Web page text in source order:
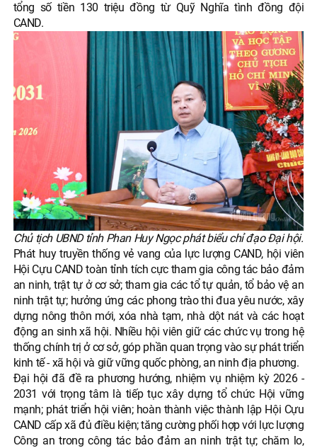
tổng số tiền 130 triệu đồng từ Quỹ Nghĩa tình đồng đội
CAND.
Chủ tịch UBND tỉnh Phan Huy Ngọc phát biểu chỉ đạo Đại hội.
Phát huy truyền thống vẻ vang của lực lượng CAND, hội viên
Hội Cựu CAND toàn tỉnh tích cực tham gia công tác bảo đảm
an ninh, trật tự ở cơ sở; tham gia các tổ tự quản, tổ bảo vệ an
ninh trật tự; hưởng ứng các phong trào thi đua yêu nước, xây
dựng nông thôn mới, xóa nhà tạm, nhà dột nát và các hoạt
động an sinh xã hội. Nhiều hội viên giữ các chức vụ trong hệ
thống chính trị ở cơ sở, góp phần quan trọng vào sự phát triển
kinh tế - xã hội và giữ vững quốc phòng, an ninh địa phương.
Đại hội đã đề ra phương hướng, nhiệm vụ nhiệm kỳ 2026 -
2031 với trọng tâm là tiếp tục xây dựng tổ chức Hội vững
mạnh; phát triển hội viên; hoàn thành việc thành lập Hội Cựu
CAND cấp xã đủ điều kiện; tăng cường phối hợp với lực lượng
Công an trong công tác bảo đảm an ninh trật tự; chăm lo,